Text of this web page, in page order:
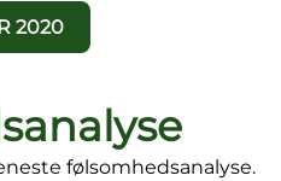
2020
følsomhedsanalyse.